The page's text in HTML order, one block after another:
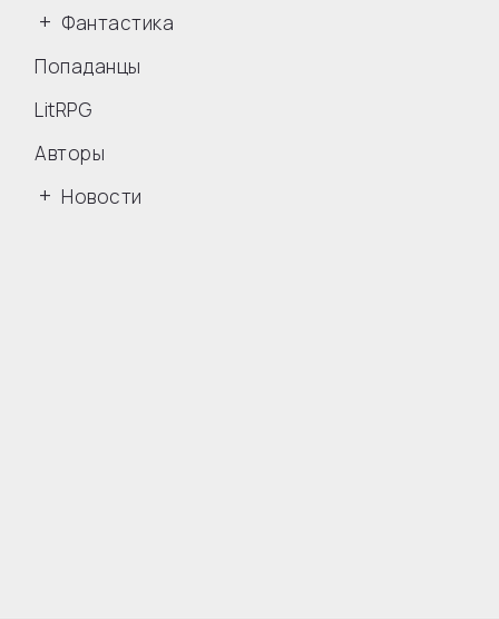
Фантастика
Попаданцы
LitRPG
Авторы
Новости